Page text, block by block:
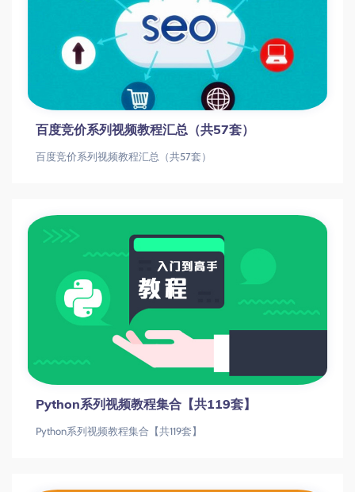
百度竞价系列视频教程汇总（共57套）
百度竞价系列视频教程汇总（共57套）
Python系列视频教程集合【共119套】
Python系列视频教程集合【共119套】